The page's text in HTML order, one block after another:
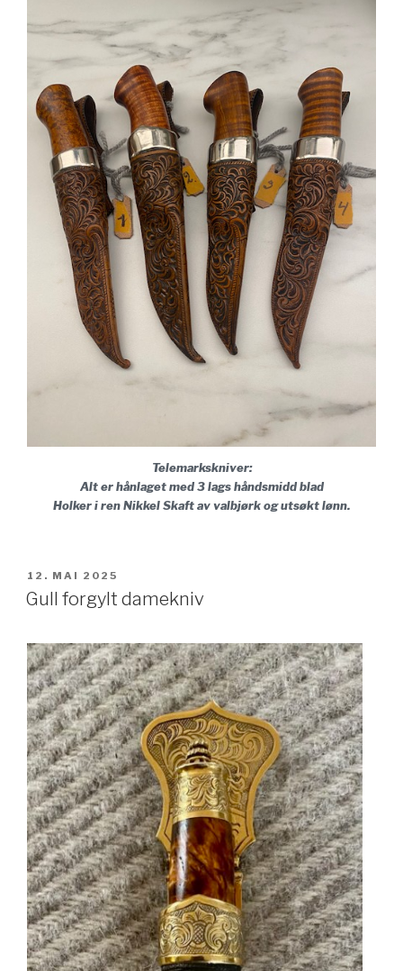
Telemarkskniver:
Alt er hånlaget med 3 lags håndsmidd blad
Holker i ren Nikkel Skaft av valbjørk og utsøkt lønn.
PUBLISERT
12. MAI 2025
Gull forgylt damekniv